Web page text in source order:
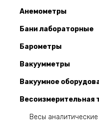
Анемометры
Бани лабораторные
Барометры
Вакуумметры
Вакуумное
Весоизмерительная
Весы аналитические